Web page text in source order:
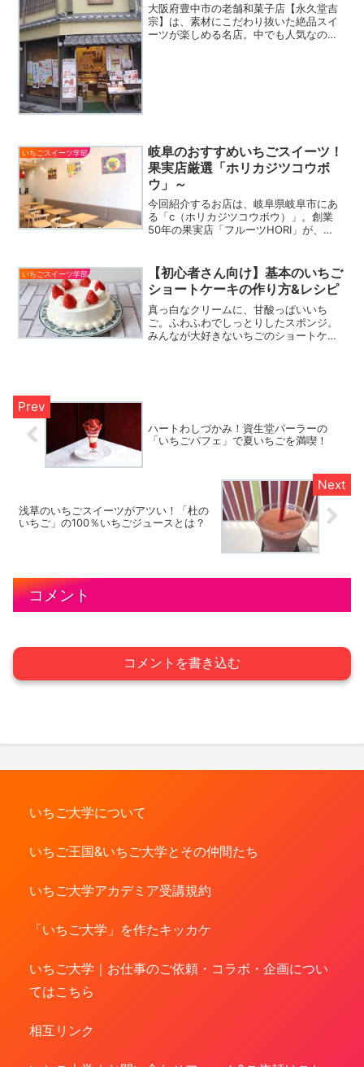
大阪府豊中市の老舗和菓子店【永久堂吉
宗】は、素材にこだわり抜いた絶品スイ
ーツが楽しめる名店。中でも人気なの
いちごスイーツ学部
岐阜のおすすめいちごスイーツ！
果実店厳選「ホリカジツコウボ
ウ」～
今回紹介するお店は、岐阜県岐阜市にあ
る「c（ホリカジツコウボウ）」。創業
50年の果実店「フルーツHORI」が、
使われるフルーツのおいしさと鮮度は格
別！大粒のいちご...
いちごスイーツ学部
【初心者さん向け】基本のいちご
ショートケーキの作り方&レシピ
真っ白なクリームに、甘酸っぱいいち
ご。ふわふわでしっとりしたスポンジ。
みんなが大好きないちごのショートケー
ハートわしづかみ！資生堂パーラーの
「いちごパフェ」で夏いちごを満喫！
浅草のいちごスイーツがアツい！「杜の
いちご」の100％いちごジュースとは？
コメント
コメントを書き込む
いちご大学について
いちご王国&いちご大学とその仲間たち
いちご大学アカデミア受講規約
「いちご大学」を作たキッカケ
いちご大学｜お仕事のご依頼・コラボ・企画につい
てはこちら
相互リンク